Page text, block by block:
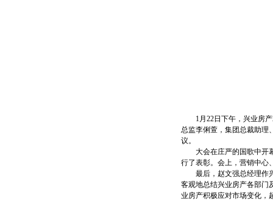
1月22日下午，兴业房产
总监李俐萱，集团总裁助理
议。
大会在庄严的国歌中开幕
行了表彰。会上，营销中心
最后，赵文强总经理作兴
客观地总结兴业房产各部门
业房产积极应对市场变化，